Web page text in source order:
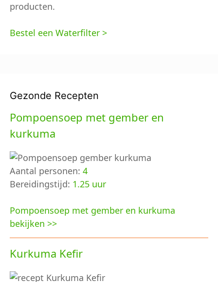
producten.
Bestel een Waterfilter >
Gezonde Recepten
Pompoensoep met gember en
kurkuma
Aantal personen: 4
Bereidingstijd: 1.25 uur
Pompoensoep met gember en kurkuma
bekijken >>
Kurkuma Kefir